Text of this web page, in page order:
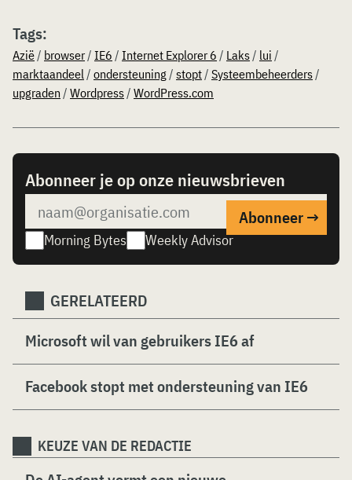
Tags:
Azië/ browser/ IE6 / Internet Explorer 6 / Laks/ lui /
marktaandeel/ ondersteuning/ stopt/ Systeembeheerders/
upgraden / Wordpress/ WordPress.com
Abonneer je op onze nieuwsbrieven
Morning Bytes Weekly Advisor
GERELATEERD
Microsoft wil van gebruikers IE6 af
Facebook stopt met ondersteuning van IE6
KEUZE VAN DE REDACTIE